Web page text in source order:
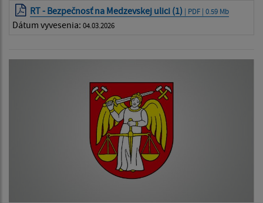
RT - Bezpečnosť na Medzevskej ulici (1) | PDF | 0.59 Mb
Dátum vyvesenia: 04.03.2026